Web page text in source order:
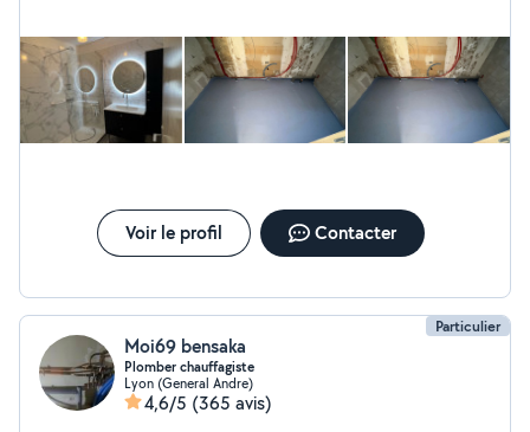
Voir le profil Contacter
Particulier
Moi69 bensaka
Plomber chauffagiste
Lyon (General Andre)
4,6/5 (365 avis)